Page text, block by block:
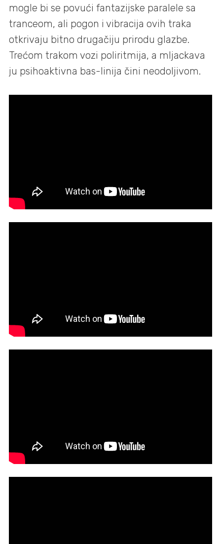
mogle bi se povući fantazijske paralele sa
tranceom, ali pogon i vibracija ovih traka
otkrivaju bitno drugačiju prirodu glazbe.
Trećom trakom vozi poliritmija, a mljackava
ju psihoaktivna bas-linija čini neodoljivom.